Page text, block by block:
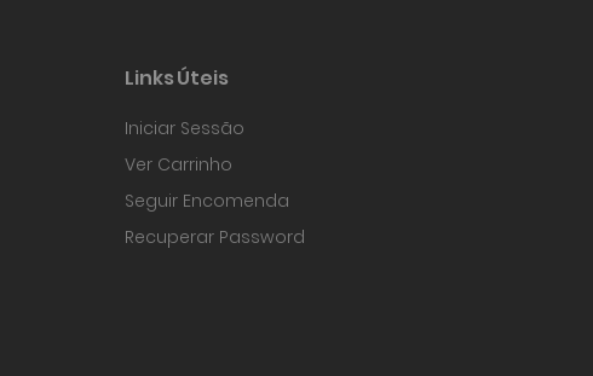
Links Úteis
Iniciar Sessão
Ver Carrinho
Seguir Encomenda
Recuperar Password